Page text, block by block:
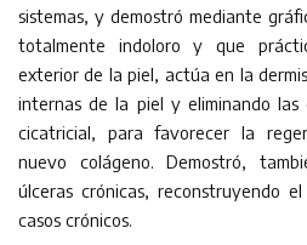
sistemas, y demostró mediante
totalmente indoloro y que
exterior de la piel, actúa en la
internas de la piel y eliminando las
cicatricial, para favorecer la
nuevo colágeno. Demostró,
úlceras crónicas, reconstruyendo
casos crónicos.